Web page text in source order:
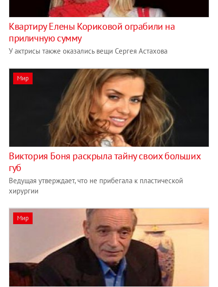
Квартиру Елены Кориковой ограбили на
приличную сумму
У актрисы также оказались вещи Сергея Астахова
Мир
Виктория Боня раскрыла тайну своих больших
губ
Ведущая утверждает, что не прибегала к пластической
хирургии
Мир